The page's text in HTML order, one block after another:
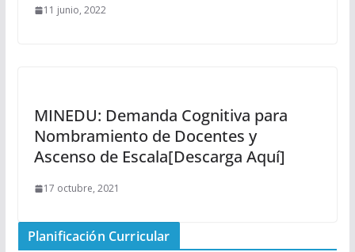
11 junio, 2022
MINEDU: Demanda Cognitiva para
Nombramiento de Docentes y
Ascenso de Escala[Descarga Aquí]
17 octubre, 2021
Planificación Curricular